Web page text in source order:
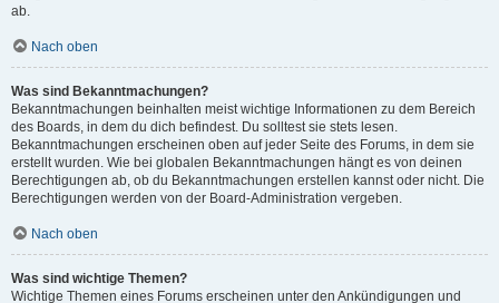
ab.
Nach oben
Was sind Bekanntmachungen?
Bekanntmachungen beinhalten meist wichtige Informationen zu dem Bereich
des Boards, in dem du dich befindest. Du solltest sie stets lesen.
Bekanntmachungen erscheinen oben auf jeder Seite des Forums, in dem sie
erstellt wurden. Wie bei globalen Bekanntmachungen hängt es von deinen
Berechtigungen ab, ob du Bekanntmachungen erstellen kannst oder nicht. Die
Berechtigungen werden von der Board-Administration vergeben.
Nach oben
Was sind wichtige Themen?
Wichtige Themen eines Forums erscheinen unter den Ankündigungen und